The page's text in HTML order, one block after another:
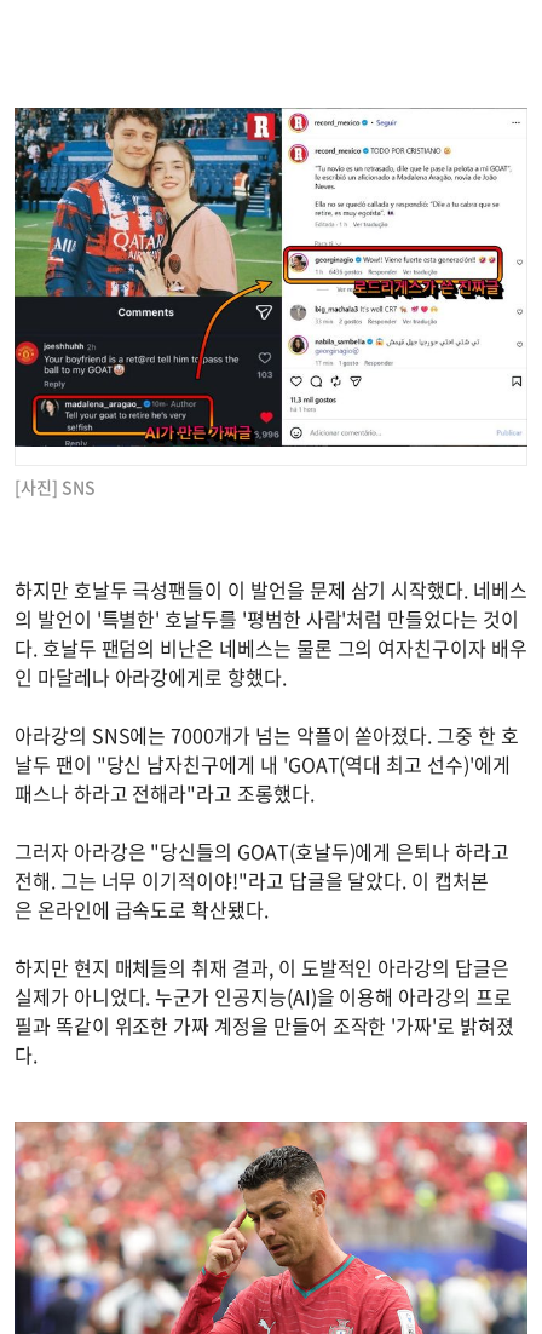
[사진] SNS
하지만 호날두 극성팬들이 이 발언을 문제 삼기 시작했다. 네베스
의 발언이 '특별한' 호날두를 '평범한 사람'처럼 만들었다는 것이
다. 호날두 팬덤의 비난은 네베스는 물론 그의 여자친구이자 배우
인 마달레나 아라강에게로 향했다.
아라강의 SNS에는 7000개가 넘는 악플이 쏟아졌다. 그중 한 호
날두 팬이 "당신 남자친구에게 내 'GOAT(역대 최고 선수)'에게
패스나 하라고 전해라"라고 조롱했다.
그러자 아라강은 "당신들의 GOAT(호날두)에게 은퇴나 하라고
전해. 그는 너무 이기적이야!"라고 답글을 달았다. 이 캡처본
은 온라인에 급속도로 확산됐다.
하지만 현지 매체들의 취재 결과, 이 도발적인 아라강의 답글은
실제가 아니었다. 누군가 인공지능(AI)을 이용해 아라강의 프로
필과 똑같이 위조한 가짜 계정을 만들어 조작한 '가짜'로 밝혀졌
다.